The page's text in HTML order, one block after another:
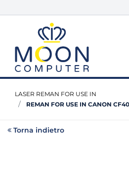
LASER REMAN FOR USE IN
REMAN FOR USE IN CANON
Torna indietro